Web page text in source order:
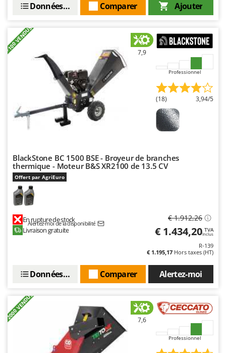
Ajouter
Comparer
Données techniques
+100 VENDUS 7,9
Professionnel
(18) 3,94/5
BlackStone BC 1500 BSE - Broyeur de branches
thermique - Moteur B&S XR2100 de 13.5 CV
Offert par AgriEuro
En rupture de stock
Alertez-moi de la disponibilité
Livraison gratuite
€ 1.912,26
€ 1.434,20 TVA
Inclus
R-139
€ 1.195,17 Hors taxes (HT)
Alertez-moi
Comparer
Données techniques
+2000 VENDUS 7,6
Professionnel